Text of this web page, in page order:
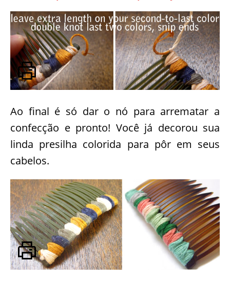
Ao final é só dar o nó para arrematar a
confecção e pronto! Você já decorou sua
linda presilha colorida para pôr em seus
cabelos.